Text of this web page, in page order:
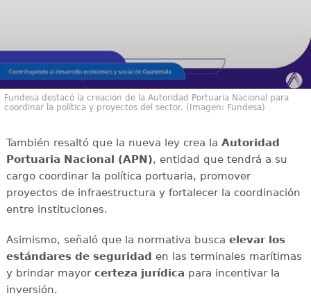
Fundesa destacó la creación de la Autoridad Portuaria Nacional para
coordinar la política y proyectos del sector. (Imagen: Fundesa)
También resaltó que la nueva ley crea la Autoridad
Portuaria Nacional (APN), entidad que tendrá a su
cargo coordinar la política portuaria, promover
proyectos de infraestructura y fortalecer la coordinación
entre instituciones.
Asimismo, señaló que la normativa busca elevar los
estándares de seguridad en las terminales marítimas
y brindar mayor certeza jurídica para incentivar la
inversión.